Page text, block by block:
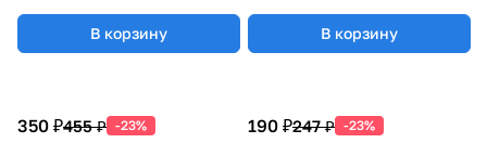
В корзину В корзину
350 ₽455 ₽ -23% 190 ₽247 ₽ -23%